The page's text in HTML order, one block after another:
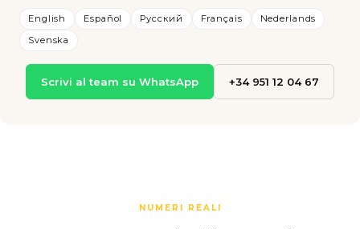
English Español Русский Français
Nederlands
Svenska
Scrivi al team su WhatsApp +34 951 12 04 67
NUMERI REALI